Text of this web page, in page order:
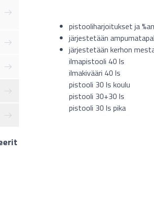
pistooliharjoitukset ja
järjestetään
järjestetään kerhon
ilmapistooli 40 ls
ilmakivääri 40 ls
pistooli 30 ls koulu
pistooli 30+30 ls
pistooli 30 ls pika